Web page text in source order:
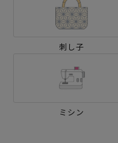
刺し子
ミシン